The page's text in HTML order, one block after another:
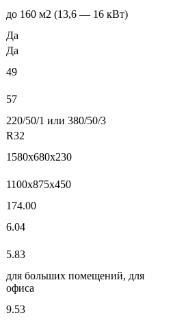
до 160 м2 (13,6 — 16 кВт)
Да
Да
49
57
220/50/1 или 380/50/3
R32
1580x680x230
1100x875x450
174.00
6.04
5.83
для больших помещений, для
офиса
9.53